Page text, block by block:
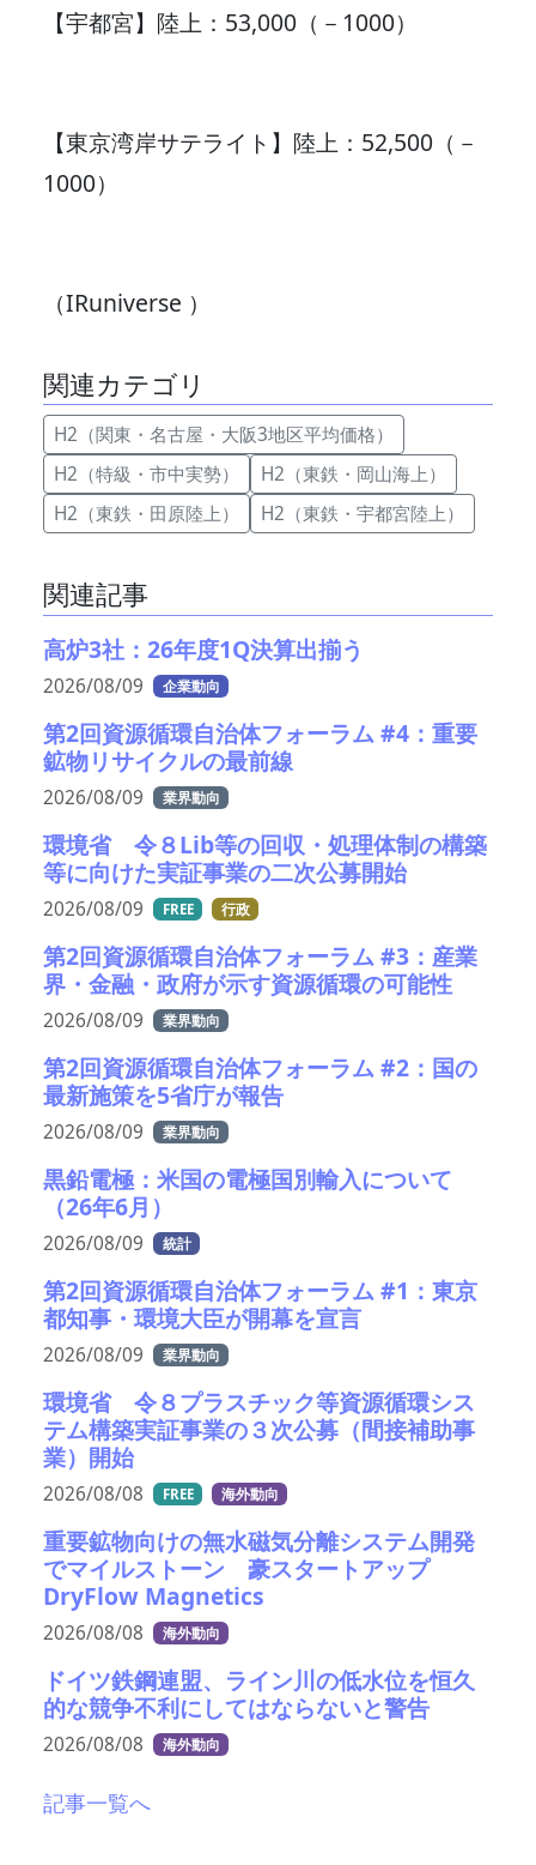
【宇都宮】陸上：53,000（－1000）
【東京湾岸サテライト】陸上：52,500（－
1000）
（IRuniverse ）
関連カテゴリ
H2（関東・名古屋・大阪3地区平均価格）
H2（特級・市中実勢）
H2（東鉄・岡山海上）
H2（東鉄・田原陸上）
H2（東鉄・宇都宮陸上）
関連記事
高炉3社：26年度1Q決算出揃う
2026/08/09 企業動向
第2回資源循環自治体フォーラム #4：重要
鉱物リサイクルの最前線
2026/08/09 業界動向
環境省 令８Lib等の回収・処理体制の構築
等に向けた実証事業の二次公募開始
2026/08/09 FREE 行政
第2回資源循環自治体フォーラム #3：産業
界・金融・政府が示す資源循環の可能性
2026/08/09 業界動向
第2回資源循環自治体フォーラム #2：国の
最新施策を5省庁が報告
2026/08/09 業界動向
黒鉛電極：米国の電極国別輸入について
（26年6月）
2026/08/09 統計
第2回資源循環自治体フォーラム #1：東京
都知事・環境大臣が開幕を宣言
2026/08/09 業界動向
環境省 令８プラスチック等資源循環シス
テム構築実証事業の３次公募（間接補助事
業）開始
2026/08/08 FREE 海外動向
重要鉱物向けの無水磁気分離システム開発
でマイルストーン 豪スタートアップ
DryFlow Magnetics
2026/08/08 海外動向
ドイツ鉄鋼連盟、ライン川の低水位を恒久
的な競争不利にしてはならないと警告
2026/08/08 海外動向
記事一覧へ